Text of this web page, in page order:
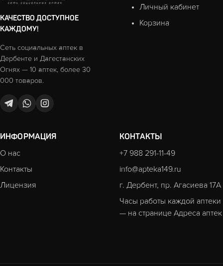
КАЧЕСТВО ДОСТУПНОЕ
КАЖДОМУ!
Сеть социальных аптек в
Дербенте и Дагестанских
Огнях — 10 аптек, более 30
000 товаров.
Личный кабинет
Корзина
ИНФОРМАЦИЯ
О нас
Контакты
Лицензия
КОНТАКТЫ
+7 988 291-11-49
info@apteka149.ru
г. Дербент, пр. Агасиева 17А
Часы работы каждой аптеки
— на странице Адреса аптек